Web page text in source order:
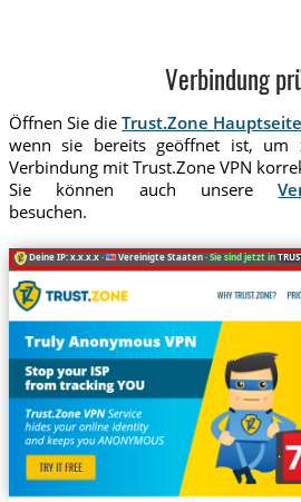
Verbindung
Öffnen Sie dieTrust.Zone Hauptseite
wenn sie bereits geöffnet ist, um
Verbindung mit Trust.Zone VPN
Sie können auch unsere
besuchen.
Deine IP: x.x.x.x · Vereinigte Staaten ·Sie sind jetzt in